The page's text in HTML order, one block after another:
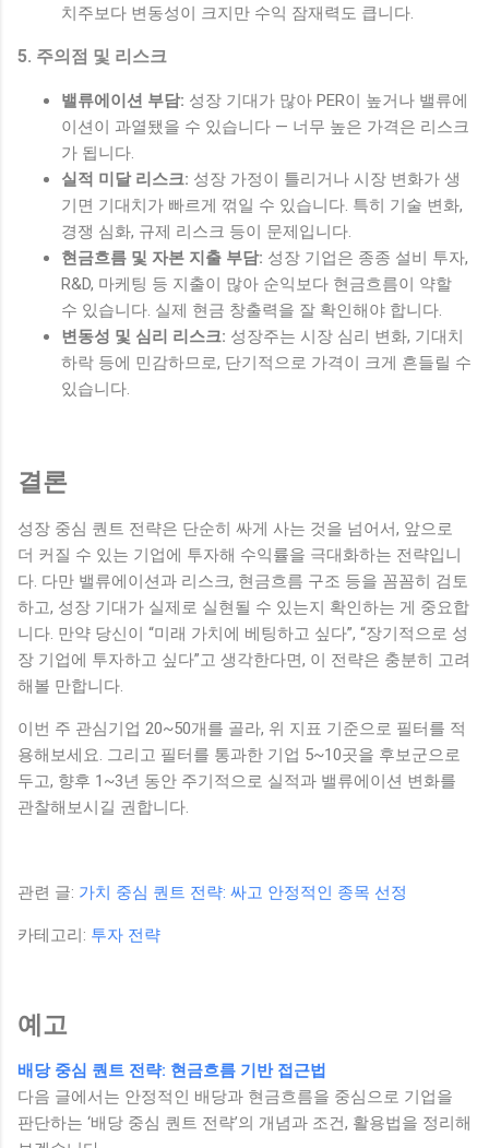
치주보다 변동성이 크지만 수익 잠재력도 큽니다.
5. 주의점 및 리스크
밸류에이션 부담: 성장 기대가 많아 PER이 높거나 밸류에
이션이 과열됐을 수 있습니다 — 너무 높은 가격은 리스크
가 됩니다.
실적 미달 리스크: 성장 가정이 틀리거나 시장 변화가 생
기면 기대치가 빠르게 꺾일 수 있습니다. 특히 기술 변화,
경쟁 심화, 규제 리스크 등이 문제입니다.
현금흐름 및 자본 지출 부담: 성장 기업은 종종 설비 투자,
R&D, 마케팅 등 지출이 많아 순익보다 현금흐름이 약할
수 있습니다. 실제 현금 창출력을 잘 확인해야 합니다.
변동성 및 심리 리스크: 성장주는 시장 심리 변화, 기대치
하락 등에 민감하므로, 단기적으로 가격이 크게 흔들릴 수
있습니다.
결론
성장 중심 퀀트 전략은 단순히 싸게 사는 것을 넘어서, 앞으로
더 커질 수 있는 기업에 투자해 수익률을 극대화하는 전략입니
다. 다만 밸류에이션과 리스크, 현금흐름 구조 등을 꼼꼼히 검토
하고, 성장 기대가 실제로 실현될 수 있는지 확인하는 게 중요합
니다. 만약 당신이 “미래 가치에 베팅하고 싶다”, “장기적으로 성
장 기업에 투자하고 싶다”고 생각한다면, 이 전략은 충분히 고려
해볼 만합니다.
이번 주 관심기업 20~50개를 골라, 위 지표 기준으로 필터를 적
용해보세요. 그리고 필터를 통과한 기업 5~10곳을 후보군으로
두고, 향후 1~3년 동안 주기적으로 실적과 밸류에이션 변화를
관찰해보시길 권합니다.
관련 글: 가치 중심 퀀트 전략: 싸고 안정적인 종목 선정
카테고리: 투자 전략
예고
배당 중심 퀀트 전략: 현금흐름 기반 접근법
다음 글에서는 안정적인 배당과 현금흐름을 중심으로 기업을
판단하는 ‘배당 중심 퀀트 전략’의 개념과 조건, 활용법을 정리해